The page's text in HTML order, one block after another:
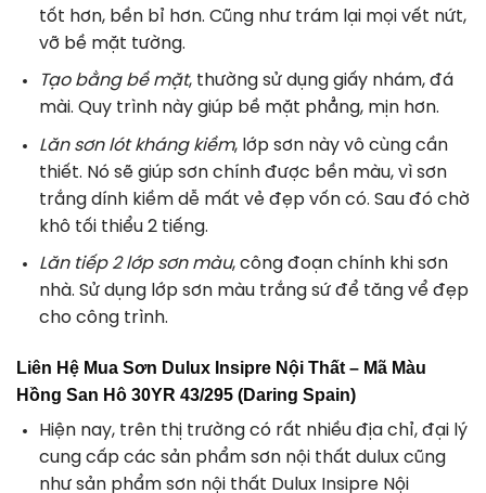
tốt hơn, bền bỉ hơn. Cũng như trám lại mọi vết nứt,
vỡ bề mặt tường.
Tạo bằng bề mặt, thường sử dụng giấy nhám, đá
mài. Quy trình này giúp bề mặt phẳng, mịn hơn.
Lăn sơn lót kháng kiềm, lớp sơn này vô cùng cần
thiết. Nó sẽ giúp sơn chính được bền màu, vì sơn
trắng dính kiềm dễ mất vẻ đẹp vốn có. Sau đó chờ
khô tối thiểu 2 tiếng.
Lăn tiếp 2 lớp sơn màu, công đoạn chính khi sơn
nhà. Sử dụng lớp sơn màu trắng sứ để tăng vể đẹp
cho công trình.
Liên Hệ Mua Sơn Dulux Insipre Nội Thất – Mã Màu
Hồng San Hô 30YR 43/295 (Daring Spain)
Hiện nay, trên thị trường có rất nhiều địa chỉ, đại lý
cung cấp các sản phẩmsơn nội thất duluxcũng
như sản phẩmsơn nội thất Dulux Insipre Nội